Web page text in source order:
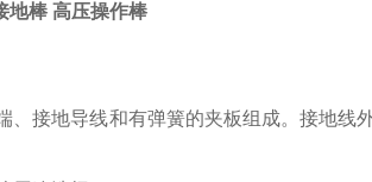
地棒 高压操作棒
、接地导线和有弹簧的夹板组成。接地